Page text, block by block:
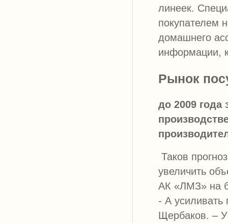
линеек.
покупателем
домашнего
информации,
Рынок
до 2009 года
Таков
увеличить
АК «ЛМЗ» на
- А усиливать
Щербаков. – У